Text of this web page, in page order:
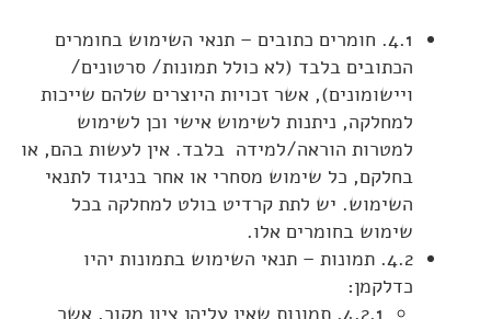
4.1. חומרים כתובים – תנאי השימוש בחומרים
הכתובים בלבד (לא כולל תמונות/ סרטונים/
ויישומונים), אשר זכויות היוצרים שלהם שייכות
למחלקה, ניתנות לשימוש אישי וכן לשימוש
למטרות הוראה/למידה בלבד. אין לעשות בהם, או
בחלקם, כל שימוש מסחרי או אחר בניגוד לתנאי
השימוש. יש לתת קרדיט בולט למחלקה בכל
שימוש בחומרים אלו.
4.2. תמונות – תנאי השימוש בתמונות יהיו
כדלקמן:
4.2.1. תמונות שאין עליהן ציון מקור, אשר